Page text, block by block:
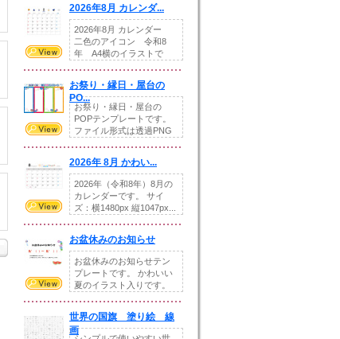
2026年8月 カレンダ...
2026年8月 カレンダー
二色のアイコン 令和8
年 A4横のイラストで
お祭り・縁日・屋台の
PO...
お祭り・縁日・屋台の
POPテンプレートです。
ファイル形式は透過PNG
2026年 8月 かわい...
2026年（令和8年）8月の
カレンダーです。 サイ
ズ：横1480px 縦1047px...
お盆休みのお知らせ
お盆休みのお知らせテン
プレートです。 かわいい
夏のイラスト入りです。
世界の国旗 塗り絵 線
画